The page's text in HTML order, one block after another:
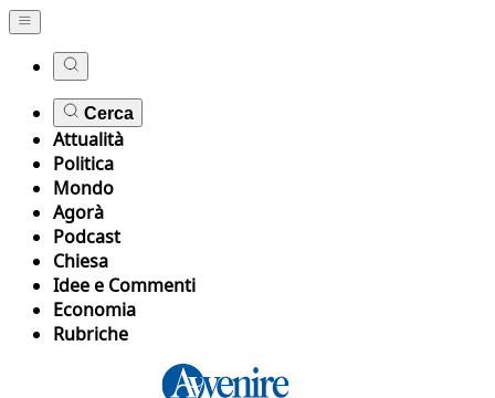
Cerca
Attualità
Politica
Mondo
Agorà
Podcast
Chiesa
Idee e Commenti
Economia
Rubriche